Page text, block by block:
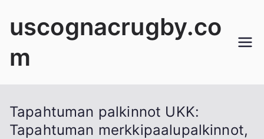
uscognacrugby.co
m
Tapahtuman palkinnot UKK:
Tapahtuman merkkipaalupalkinnot,